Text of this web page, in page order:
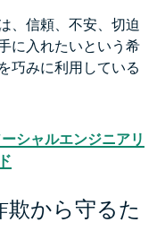
、信頼、不安、切迫
に入れたいという希
巧みに利用している
ーシャルエンジニアリ
から守るた